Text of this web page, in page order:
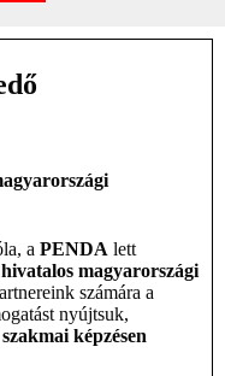
a PENDA lett
magyarországi
számára a
nyújtsuk,
szakmai képzésen